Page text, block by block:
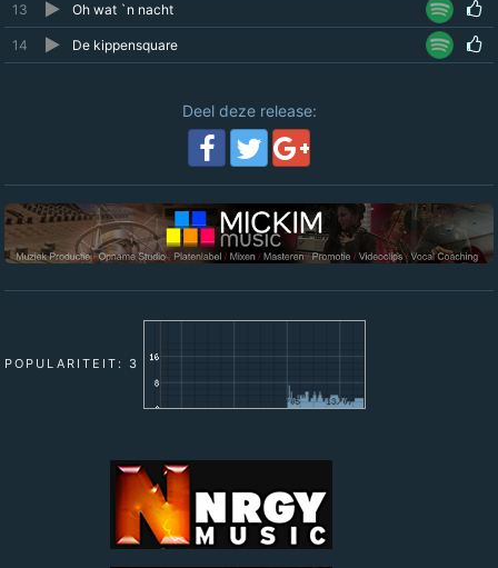
13 Oh wat `n nacht
14 De kippensquare
Deel deze release:
POPULARITEIT: 3